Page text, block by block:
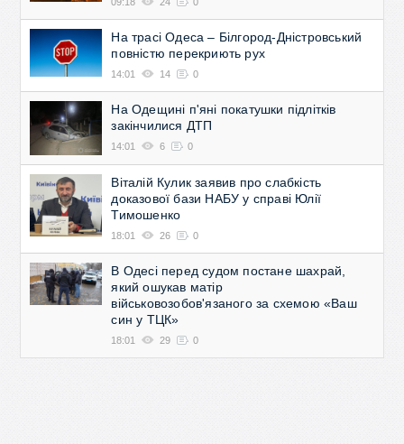
На трасі Одеса – Білгород-Дністровський
повністю перекриють рух
14:01 14 0
На Одещині п'яні покатушки підлітків
закінчилися ДТП
14:01 6 0
Віталій Кулик заявив про слабкість
доказової бази НАБУ у справі Юлії
Тимошенко
18:01 26 0
В Одесі перед судом постане шахрай,
який ошукав матір
військовозобов'язаного за схемою «Ваш
син у ТЦК»
18:01 29 0